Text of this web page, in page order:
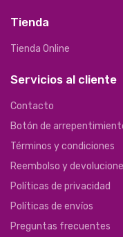
Tienda
Tienda Online
Servicios al cliente
Contacto
Botón de
Términos y condiciones
Reembolso y
Políticas de privacidad
Políticas de envíos
Preguntas frecuentes